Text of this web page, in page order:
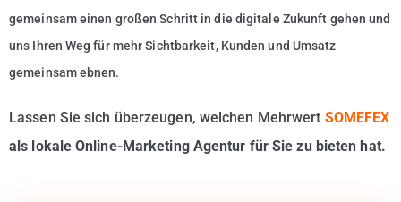
gemeinsam einen großen Schritt in die digitale Zukunft gehen und
uns Ihren Weg für mehr Sichtbarkeit, Kunden und Umsatz
gemeinsam ebnen.
Lassen Sie sich überzeugen, welchen Mehrwert SOMEFEX
als lokale Online-Marketing Agentur für Sie zu bieten hat.